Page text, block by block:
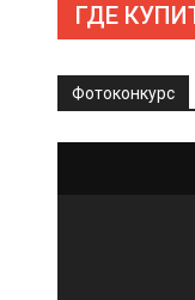
ГДЕ
Фотоконкурс